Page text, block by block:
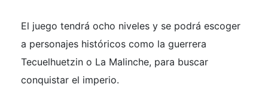
El juego tendrá ocho niveles y se podrá escoger
a personajes históricos como la guerrera
Tecuelhuetzin o La Malinche, para buscar
conquistar el imperio.